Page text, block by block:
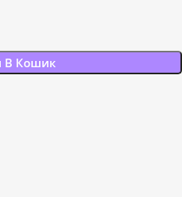
В Кошик